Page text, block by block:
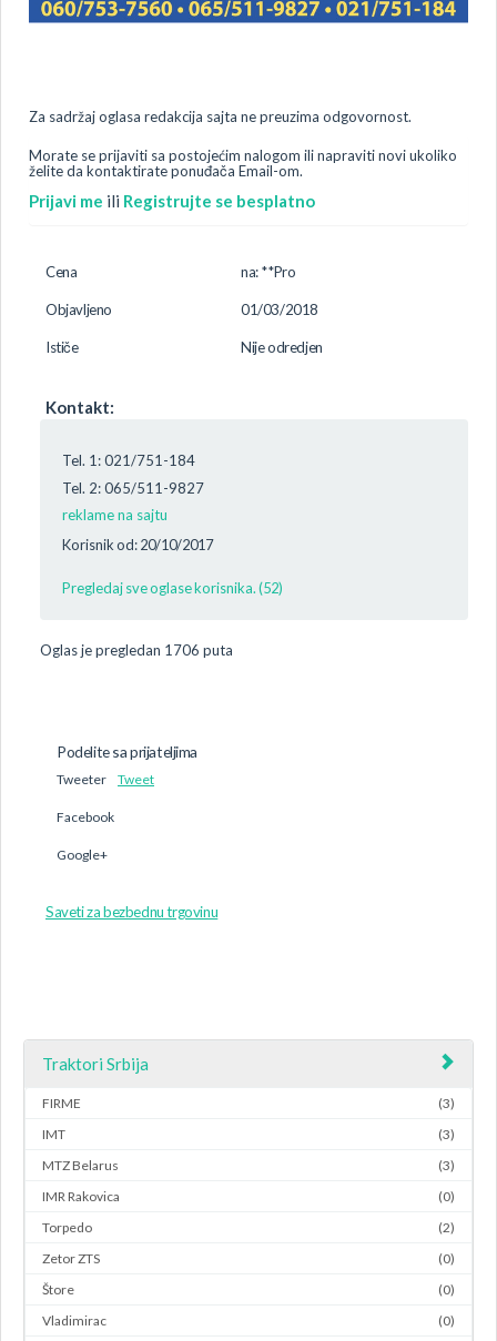
Za sadržaj oglasa redakcija sajta ne preuzima odgovornost.
Morate se prijaviti sa postojećim nalogom ili napraviti novi ukoliko
želite da kontaktirate ponuđača Email-om.
Prijavi me ili Registrujte se besplatno
Cena na: **Pro
Objavljeno 01/03/2018
Ističe Nije odredjen
Kontakt:
Tel. 1: 021/751-184
Tel. 2: 065/511-9827
reklame na sajtu
Korisnik od: 20/10/2017
Pregledaj sve oglase korisnika. (52)
Oglas je pregledan 1706 puta
Podelite sa prijateljima
Tweeter Tweet
Facebook
Google+
Saveti za bezbednu trgovinu
Traktori Srbija
FIRME
(3)
IMT
(3)
MTZ Belarus
(3)
IMR Rakovica
(0)
Torpedo
(2)
Zetor ZTS
(0)
Štore
(0)
Vladimirac
(0)